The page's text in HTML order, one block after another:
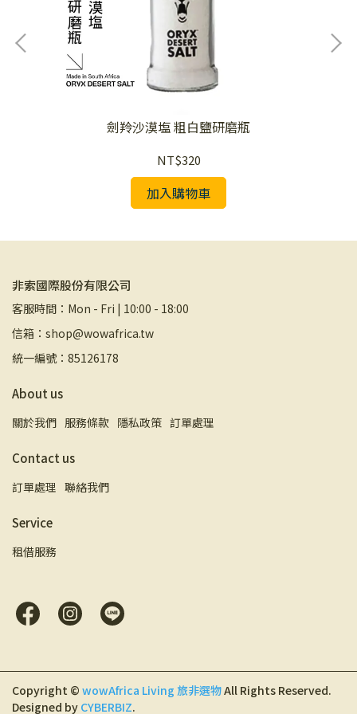
劍羚沙漠塩 粗白鹽研磨瓶
NT$320
加入購物車
非索國際股份有限公司
客服時間：Mon - Fri | 10:00 - 18:00
信箱：shop@wowafrica.tw
統一編號：85126178
About us
關於我們 服務條款 隱私政策 訂單處理
Contact us
訂單處理 聯絡我們
Service
租借服務
Copyright © wowAfrica Living 旅非選物All Rights Reserved.
Designed by CYBERBIZ.